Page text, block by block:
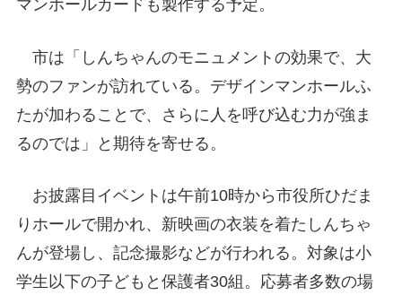
マンホールカードも製作する予定。
市は「しんちゃんのモニュメントの効果で、大
勢のファンが訪れている。デザインマンホールふ
たが加わることで、さらに人を呼び込む力が強ま
るのでは」と期待を寄せる。
お披露目イベントは午前10時から市役所ひだま
りホールで開かれ、新映画の衣装を着たしんちゃ
んが登場し、記念撮影などが行われる。対象は小
学生以下の子どもと保護者30組。応募者多数の場